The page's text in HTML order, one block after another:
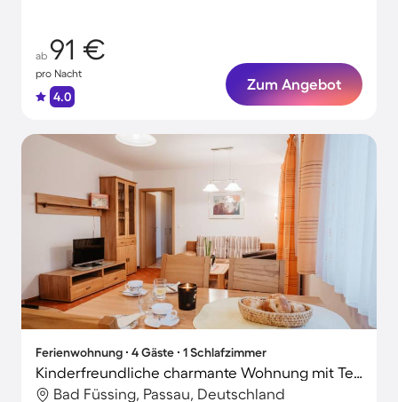
ab 91 €
pro Nacht
4.0
Zum Angebot
Ferienwohnung ∙ 4 Gäste ∙ 1 Schlafzimmer
Kinderfreundliche charmante Wohnung mit Terrasse
Bad Füssing, Passau, Deutschland